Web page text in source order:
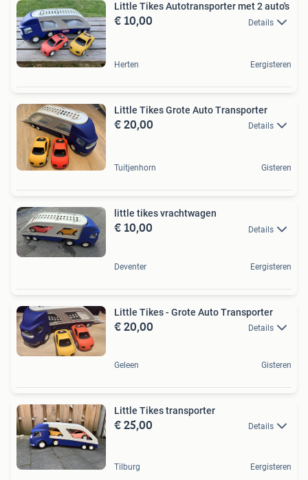
Little Tikes Autotransporter met 2 auto's
€ 10,00 Details
Herten Eergisteren
Little Tikes Grote Auto Transporter
€ 20,00 Details
Tuitjenhorn Gisteren
little tikes vrachtwagen
€ 10,00 Details
Deventer Eergisteren
Little Tikes - Grote Auto Transporter
€ 20,00 Details
Geleen Gisteren
Little Tikes transporter
€ 25,00 Details
Tilburg Eergisteren